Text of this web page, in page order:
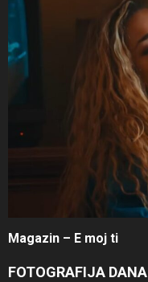
Magazin – E moj ti
FOTOGRAFIJA DANA